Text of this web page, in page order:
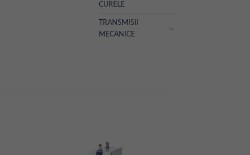
CURELE
TRANSMISII
MECANICE